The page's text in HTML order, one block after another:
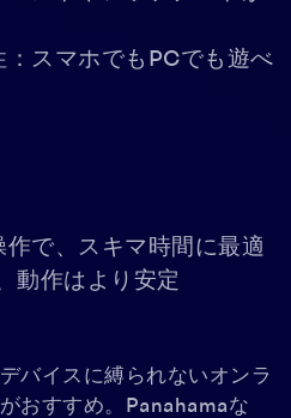
スマホでもPCでも遊べ
で、スキマ時間に最適
動作はより安定
バイスに縛られないオンラ
おすすめ。Panahamaな